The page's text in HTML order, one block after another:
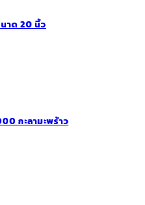
าด 20 นิ้ว
กะลามะพร้าว